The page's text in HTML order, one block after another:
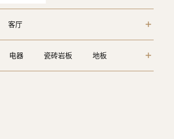
客厅
电器 瓷砖岩板 地板